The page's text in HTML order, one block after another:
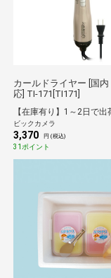
カールドライヤー [国
応] TI-171[TI171]
ビックカメラ
3,370 円 (税込)
31ポイント